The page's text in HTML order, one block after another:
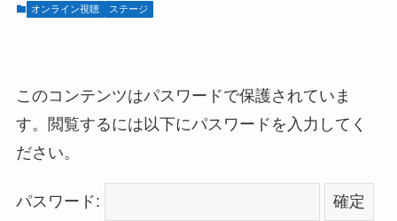
オンライン視聴 ステージ
このコンテンツはパスワードで保護されていま
す。閲覧するには以下にパスワードを入力してく
ださい。
パスワード: